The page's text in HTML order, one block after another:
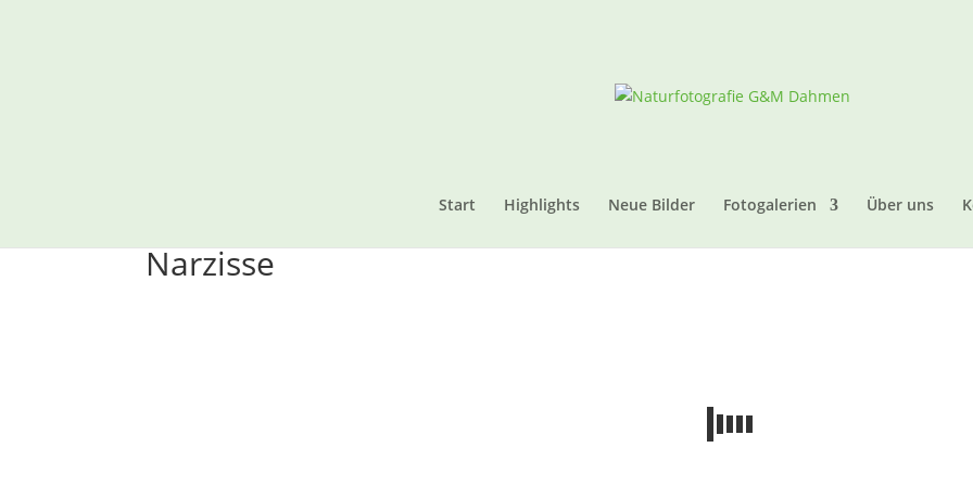
Start Highlights Neue Bilder Fotogalerien Über uns
Narzisse